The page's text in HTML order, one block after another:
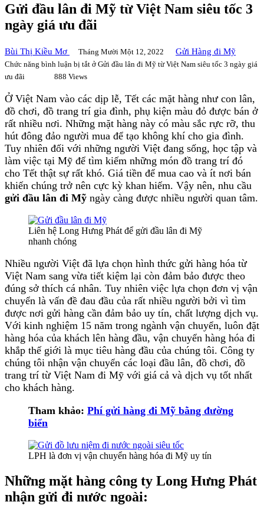
Gửi đầu lân đi Mỹ từ Việt Nam siêu tốc 3
ngày giá ưu đãi
Bùi Thị Kiều Mơ Tháng Mười Một 12, 2022 Gửi Hàng đi Mỹ
Chức năng bình luận bị tắt ở Gửi đầu lân đi Mỹ từ Việt Nam siêu tốc 3 ngày giá
ưu đãi
888 Views
Ở Việt Nam vào các dịp lễ, Tết các mặt hàng như con lân,
đồ chơi, đồ trang trí gia đình, phụ kiện màu đỏ được bán ở
rất nhiều nơi. Những mặt hàng này có màu sắc rực rỡ, thu
hút đông đảo người mua để tạo không khí cho gia đình.
Tuy nhiên đối với những người Việt đang sống, học tập và
làm việc tại Mỹ để tìm kiếm những món đồ trang trí đó
cho Tết thật sự rất khó. Giá tiền để mua cao và ít nơi bán
khiến chúng trở nên cực kỳ khan hiếm. Vậy nên, nhu cầu
gửi đầu lân đi Mỹ ngày càng được nhiều người quan tâm.
Liên hệ Long Hưng Phát để gửi đầu lân đi Mỹ
nhanh chóng
Nhiều người Việt đã lựa chọn hình thức gửi hàng hóa từ
Việt Nam sang vừa tiết kiệm lại còn đảm bảo được theo
đúng sở thích cá nhân. Tuy nhiên việc lựa chọn đơn vị vận
chuyển là vấn đề đau đầu của rất nhiều người bởi vì tìm
được nơi gửi hàng cần đảm bảo uy tín, chất lượng dịch vụ.
Với kinh nghiệm 15 năm trong ngành vận chuyển, luôn đặt
hàng hóa của khách lên hàng đầu, vận chuyển hàng hóa đi
khắp thế giới là mục tiêu hàng đầu của chúng tôi. Công ty
chúng tôi nhận vận chuyển các loại đầu lân, đồ chơi, đồ
trang trí từ Việt Nam đi Mỹ với giá cả và dịch vụ tốt nhất
cho khách hàng.
Tham khảo: Phí gửi hàng đi Mỹ bằng đường
biển
LPH là đơn vị vận chuyển hàng hóa đi Mỹ uy tín
Những mặt hàng công ty Long Hưng Phát
nhận gửi đi nước ngoài: